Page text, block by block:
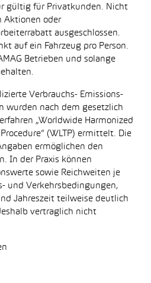
gültig für Privatkunden. Nicht
Aktionen oder
ausgeschlossen.
auf ein Fahrzeug pro Person.
Betrieben und solange
Verbrauchs- Emissions-
wurden nach dem gesetzlich
„Worldwide Harmonized
(WLTP) ermittelt. Die
ermöglichen den
In der Praxis können
sowie Reichweiten je
und Verkehrsbedingungen,
Jahreszeit teilweise deutlich
vertraglich nicht